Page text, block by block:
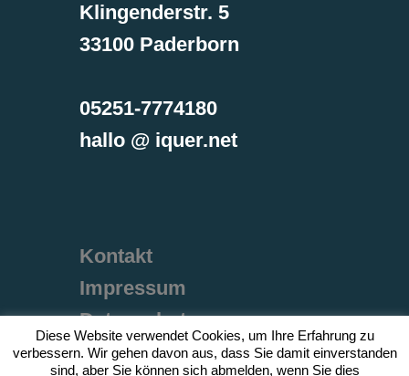
Klingenderstr. 5
33100 Paderborn
05251-7774180
hallo @ iquer.net
Kontakt
Impressum
Datenschutz
Diese Website verwendet Cookies, um Ihre Erfahrung zu
verbessern. Wir gehen davon aus, dass Sie damit einverstanden
sind, aber Sie können sich abmelden, wenn Sie dies